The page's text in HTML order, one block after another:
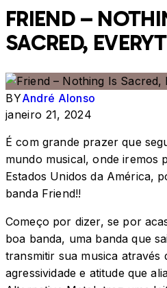
FRIEND –
SACRED,
BYAndré Alonso
janeiro 21, 2024
É com grande prazer que
mundo musical, onde iremos
Estados Unidos da América,
banda Friend!!
Começo por dizer, se por
boa banda, uma banda que
transmitir sua musica através
agressividade e atitude que